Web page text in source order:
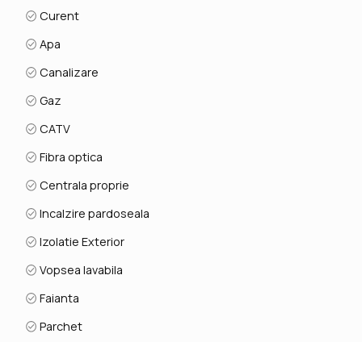
Curent
Apa
Canalizare
Gaz
CATV
Fibra optica
Centrala proprie
Incalzire pardoseala
Izolatie Exterior
Vopsea lavabila
Faianta
Parchet